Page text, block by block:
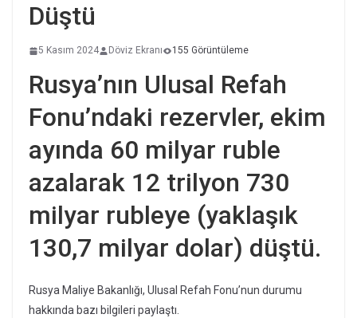
Düştü
5 Kasım 2024 Döviz Ekranı 155 Görüntüleme
Rusya’nın Ulusal Refah
Fonu’ndaki rezervler, ekim
ayında 60 milyar ruble
azalarak 12 trilyon 730
milyar rubleye (yaklaşık
130,7 milyar dolar) düştü.
Rusya Maliye Bakanlığı, Ulusal Refah Fonu’nun durumu
hakkında bazı bilgileri paylaştı.